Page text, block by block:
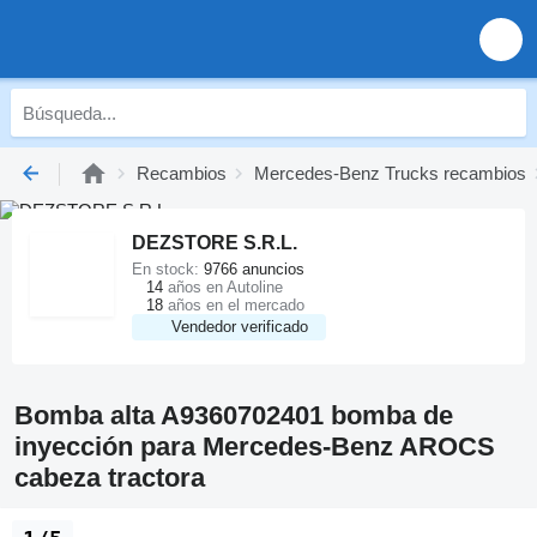
Recambios Mercedes-Benz Trucks recambios
DEZSTORE S.R.L.
Vendedor verificado
En stock: 9766 anuncios
14 años en Autoline
18 años en el mercado
Bomba alta A9360702401 bomba de
inyección para Mercedes-Benz AROCS
cabeza tractora